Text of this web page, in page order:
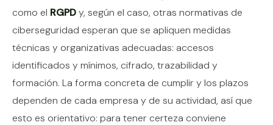
como el RGPDy, según el caso, otras normativas de
ciberseguridad esperan que se apliquen medidas
técnicas y organizativas adecuadas: accesos
identificados y mínimos, cifrado, trazabilidad y
formación. La forma concreta de cumplir y los plazos
dependen de cada empresa y de su actividad, así que
esto es orientativo: para tener certeza conviene